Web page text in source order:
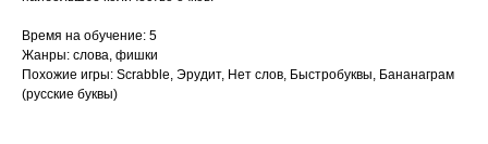
Время на обучение: 5
Жанры: слова, фишки
Похожие игры: Scrabble, Эрудит, Нет слов, Быстробуквы, Бананаграм
(русские буквы)